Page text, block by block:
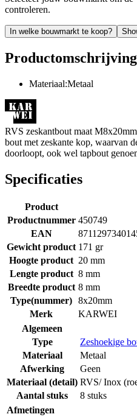
controleren.
In welke bouwmarkt te koop?
Productomschrijving
Materiaal:Metaal
RVS zeskantbout maat
bout met zeskante kop, waarvan
doorloopt, ook wel tapbout
Specificaties
Product
Productnummer 450749
EAN
Gewicht product 171 gr
Hoogte product 20 mm
Lengte product 8 mm
Breedte product 8 mm
Type(nummer) 8x20mm
Merk
KARWEI
Algemeen
Type
Zeshoekige
Materiaal
Metaal
Afwerking
Geen
Materiaal (detail) RVS/ Inox
Aantal stuks
8 stuks
Afmetingen